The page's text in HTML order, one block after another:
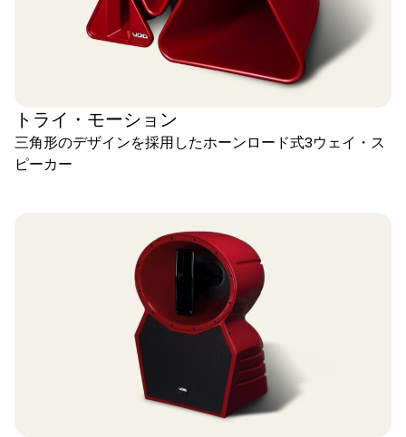
トライ・モーション
三角形のデザインを採用したホーンロード式3ウェイ・ス
ピーカー